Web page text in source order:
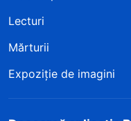
Lecturi
Mărturii
Expoziție de imagini